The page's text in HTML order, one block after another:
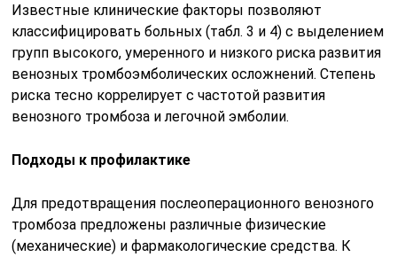
Известные клинические факторы позволяют
классифицировать больных (табл. 3 и 4) с выделением
групп высокого, умеренного и низкого риска развития
венозных тромбоэмболических осложнений. Степень
риска тесно коррелирует с частотой развития
венозного тромбоза и легочной эмболии.
Подходы к профилактике
Для предотвращения послеоперационного венозного
тромбоза предложены различные физические
(механические) и фармакологические средства. К